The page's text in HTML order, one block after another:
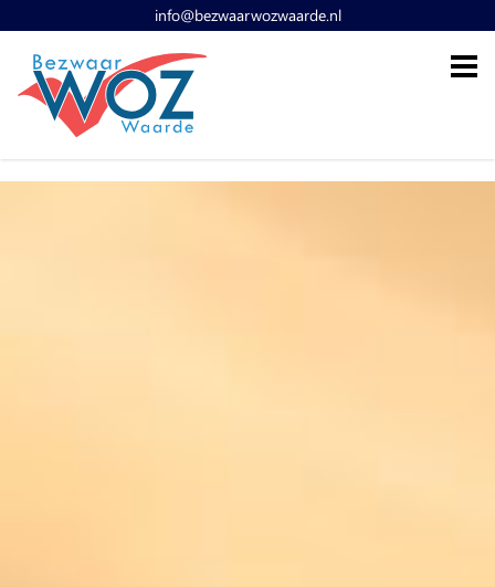
info@bezwaarwozwaarde.nl